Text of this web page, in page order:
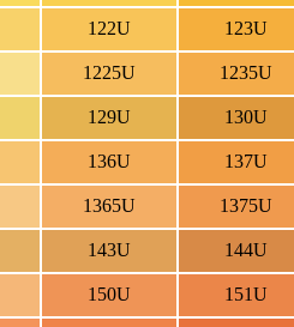
122U 123U
1225U 1235U
129U 130U
136U 137U
1365U 1375U
143U 144U
150U 151U